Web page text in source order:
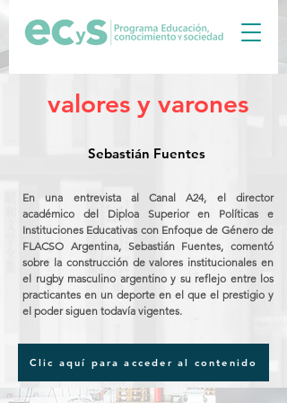
valores y varones
Sebastián Fuentes
En una entrevista al Canal A24, el director
académico del Diploa Superior en Políticas e
Instituciones Educativas con Enfoque de Género de
FLACSO Argentina, Sebastián Fuentes, comentó
sobre la construcción de valores institucionales en
el rugby masculino argentino y su reflejo entre los
practicantes en un deporte en el que el prestigio y
el poder siguen todavía vigentes.
Clic aquí para acceder al contenido